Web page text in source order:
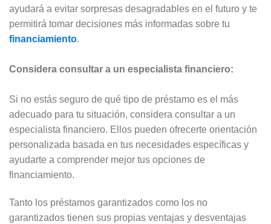
ayudará a evitar sorpresas desagradables en el futuro y te
permitirá tomar decisiones más informadas sobre tu
financiamiento.
Considera consultar a un especialista financiero:
Si no estás seguro de qué tipo de préstamo es el más
adecuado para tu situación, considera consultar a un
especialista financiero. Ellos pueden ofrecerte orientación
personalizada basada en tus necesidades específicas y
ayudarte a comprender mejor tus opciones de
financiamiento.
Tanto los préstamos garantizados como los no
garantizados tienen sus propias ventajas y desventajas